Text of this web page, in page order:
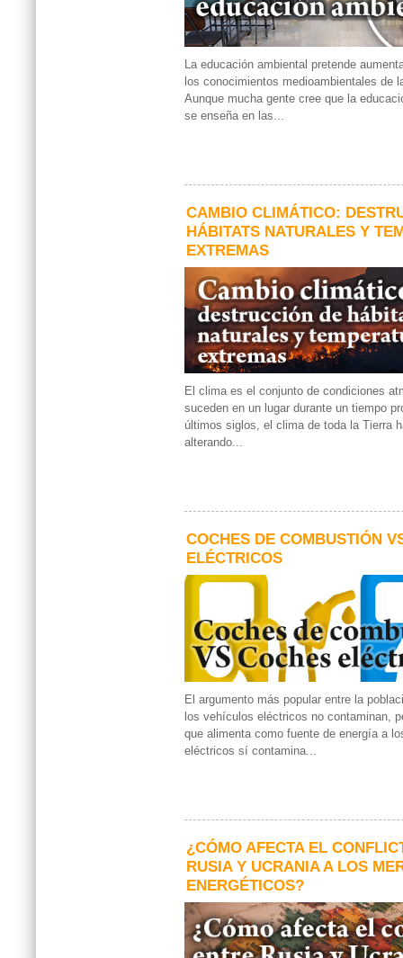
La educación ambiental pretende
los conocimientos medioambientales de
Aunque mucha gente cree que la
se enseña en las...
CAMBIO CLIMÁTICO:
HÁBITATS NATURALES Y
EXTREMAS
El clima es el conjunto de condiciones
suceden en un lugar durante un tiempo
últimos siglos, el clima de toda la Tierra
alterando...
COCHES DE COMBUSTIÓN
ELÉCTRICOS
El argumento más popular entre la
los vehículos eléctricos no contaminan,
que alimenta como fuente de energía a
eléctricos sí contamina...
¿CÓMO AFECTA EL
RUSIA Y UCRANIA A LOS
ENERGÉTICOS?